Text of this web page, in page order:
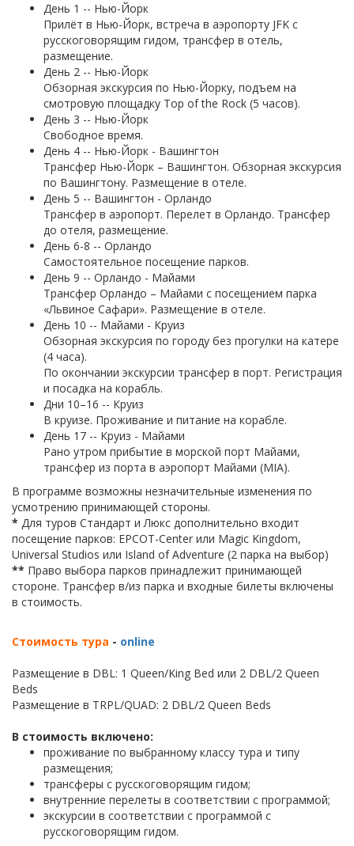
День 1 -- Нью-Йорк
Прилёт в Нью-Йорк, встреча в аэропорту JFK с
русскоговорящим гидом, трансфер в отель,
размещение.
День 2 -- Нью-Йорк
Обзорная экскурсия по Нью-Йорку, подъем на
смотровую площадку Top of the Rock (5 часов).
День 3 -- Нью-Йорк
Свободное время.
День 4 -- Нью-Йорк - Вашингтон
Трансфер Нью-Йорк – Вашингтон. Обзорная экскурсия
по Вашингтону. Размещение в отеле.
День 5 -- Вашингтон - Орландо
Трансфер в аэропорт. Перелет в Орландо. Трансфер
до отеля, размещение.
День 6-8 -- Орландо
Самостоятельное посещение парков.
День 9 -- Орландо - Майами
Трансфер Орландо – Майами с посещением парка
«Львиное Сафари». Размещение в отеле.
День 10 -- Майами - Круиз
Обзорная экскурсия по городу без прогулки на катере
(4 часа).
По окончании экскурсии трансфер в порт. Регистрация
и посадка на корабль.
Дни 10–16 -- Круиз
В круизе. Проживание и питание на корабле.
День 17 -- Круиз - Майами
Рано утром прибытие в морской порт Майами,
трансфер из порта в аэропорт Майами (MIA).
В программе возможны незначительные изменения по
усмотрению принимающей стороны.
* Для туров Стандарт и Люкс дополнительно входит
посещение парков: EPCOT-Center или Magic Kingdom,
Universal Studios или Island of Adventure (2 парка на выбор)
** Право выбора парков принадлежит принимающей
стороне. Трансфер в/из парка и входные билеты включены
в стоимость.
Стоимость тура - online
Размещение в DBL: 1 Queen/King Bed или 2 DBL/2 Queen
Beds
Размещение в TRPL/QUAD: 2 DBL/2 Queen Beds
В стоимость включено:
проживание по выбранному классу тура и типу
размещения;
трансферы с русскоговорящим гидом;
внутренние перелеты в соответствии с программой;
экскурсии в соответствии с программой с
русскоговорящим гидом.